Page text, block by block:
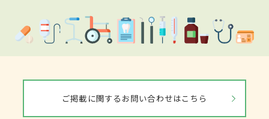
ご掲載に関するお問い合わせはこちら